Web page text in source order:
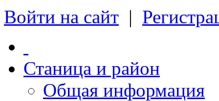
Войти на сайт |
Станица и район
Общая информация